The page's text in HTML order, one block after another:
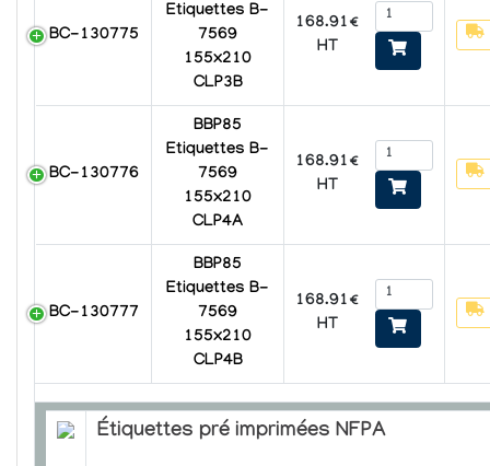
BC-130775
Etiquettes B-
7569
155x210
CLP3B
168.91€
HT
BC-130776
BBP85
Etiquettes B-
7569
155x210
CLP4A
168.91€
HT
BC-130777
BBP85
Etiquettes B-
7569
155x210
CLP4B
168.91€
HT
Étiquettes pré imprimées NFPA